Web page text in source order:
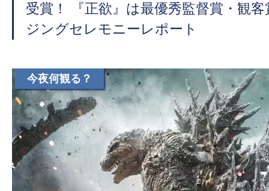
受賞！ 『正欲』は最優秀監督賞・観
ジングセレモニーレポート
今夜何観る？